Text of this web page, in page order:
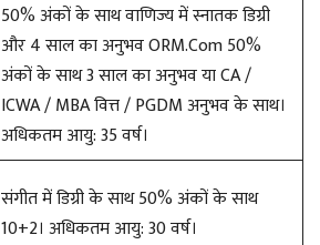
50% अंकों के साथ वाणिज्य में स्नातक डिग्री
और 4 साल का अनुभव ORM.Com 50%
अंकों के साथ 3 साल का अनुभव या CA /
ICWA / MBA वित्त / PGDM अनुभव के साथ।
अधिकतम आयु: 35 वर्ष।
संगीत में डिग्री के साथ 50% अंकों के साथ
10+2। अधिकतम आयु: 30 वर्ष।